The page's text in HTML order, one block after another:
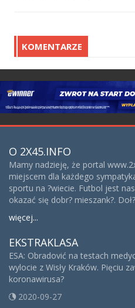
KOMENTARZE
O 2X45.INFO
Mamy nadzieję, że portal
miejscem dla każdego
sportu na ?wiecie. Futbol jest
okazać się dobr? mieszank?.
więcej...
EKSTRAKLASA
ESA: Obradović na testach
wylocie z Wisły Kraków. Pięciu
koronawirusa?
2020-09-27